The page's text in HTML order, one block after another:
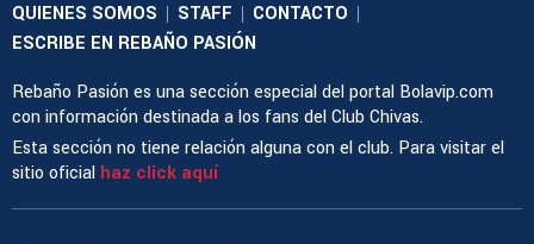
QUIENES SOMOS STAFF CONTACTO
ESCRIBE EN REBAÑO PASIÓN
Rebaño Pasión es una sección especial del portal Bolavip.com
con información destinada a los fans del Club Chivas.
Esta sección no tiene relación alguna con el club. Para visitar el
sitio oficial haz click aquí